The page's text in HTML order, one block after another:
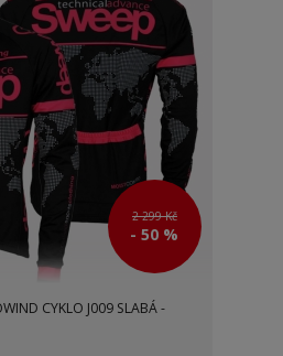
2 299 Kč
- 50 %
CYKLO J009 SLABÁ -